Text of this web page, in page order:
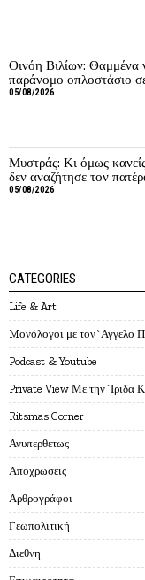
Οινόη Βιλίων: Θαμμένα
παράνομο οπλοστάσιο
05/08/2026
Μυστράς: Κι όμως
δεν αναζήτησε τον
05/08/2026
CATEGORIES
Life & Art
Mονόλογοι με τον`Αγγελο
Podcast & Youtube
Private View Με την`Ιριδα
Ritsmas Corner
Ανυπερθετως
Αποχρωσεις
Αρθρογράφοι
Γεωπολιτική
Διεθνη